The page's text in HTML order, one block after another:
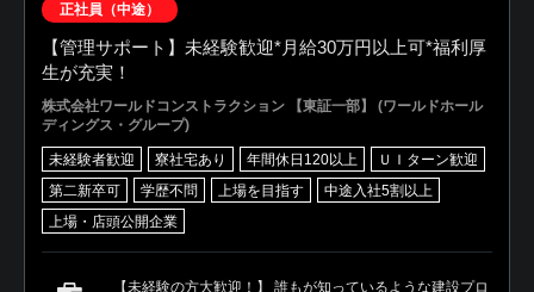
正社員（中途）
【管理サポート】未経験歓迎*月給30万円以上可*福利厚
生が充実！
株式会社ワールドコンストラクション 【東証一部】 (ワールドホール
ディングス・グループ)
未経験者歓迎 寮社宅あり 年間休日120以上
ＵＩターン歓迎
第二新卒可
学歴不問 上場を目指す
中途入社5割以上
上場・店頭公開企業
【未経験の方大歓迎！】 誰もが知っているような建設プロ